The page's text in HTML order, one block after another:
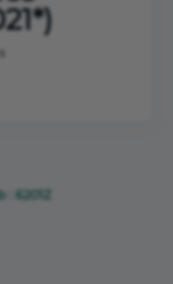
6201Z